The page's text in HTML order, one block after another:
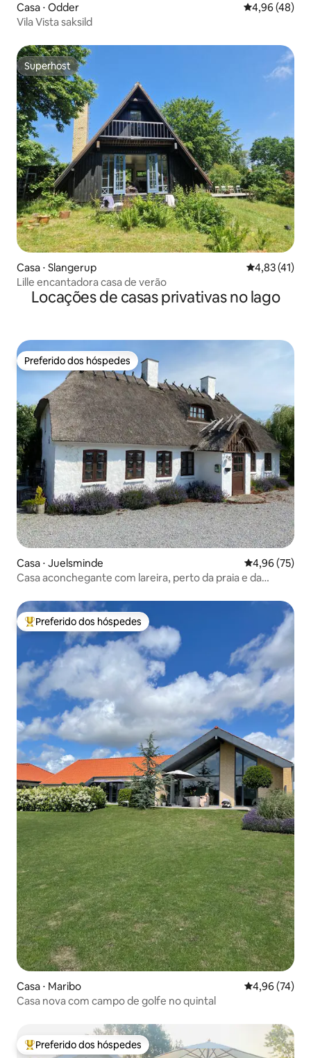
Casa ⋅ Odder 4,96 de uma
4,96 (48)
Vila Vista saksild
Superhost
Superhost
Casa ⋅ Slangerup 4,83 de uma
4,83 (41)
Lille encantadora casa de verão
Locações de casas privativas no lago
Preferido dos hóspedes
Preferido dos hóspedes
Casa ⋅ Juelsminde 4,96 de uma
4,96 (75)
Casa aconchegante com lareira, perto da praia e da
Entre os melhores preferidos dos hóspedes
Preferido dos hóspedes
Casa ⋅ Maribo 4,96 de uma
4,96 (74)
Casa nova com campo de golfe no quintal
Entre os melhores preferidos dos hóspedes
Preferido dos hóspedes